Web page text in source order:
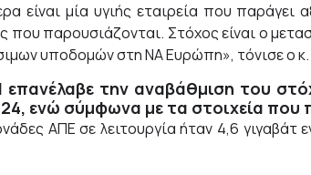
είναι μία υγιής εταιρεία που παράγει
που παρουσιάζονται. Στόχος είναι ο
υποδομών στη ΝΑ Ευρώπη», τόνισε ο
την αναβάθμιση του
ενώ σύμφωνα με τα στοιχεία που
ΑΠΕ σε λειτουργία ήταν 4,6 γιγαβάτ